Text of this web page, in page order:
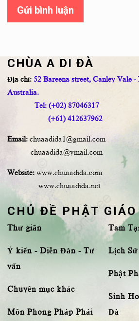
Gửi bình luận
CHÙA A DI ĐÀ
Địa chỉ: 52 Bareena street, Canley Vale -
Australia.
Tel: (+02) 87046317
(+61) 412637962
Email: chuaadida1@gmail.com
chuaadida@ymail.com
Website: www.chuaadida.com
www.chuaadida.net
CHỦ ĐỀ PHẬT GIÁO
Thư giãn
Ý kiến - Diễn Đàn - Tư
vấn
Chuyên mục khác
Môn Phong Pháp Phái
Tam
Lịch
Phật
Sinh
Đà